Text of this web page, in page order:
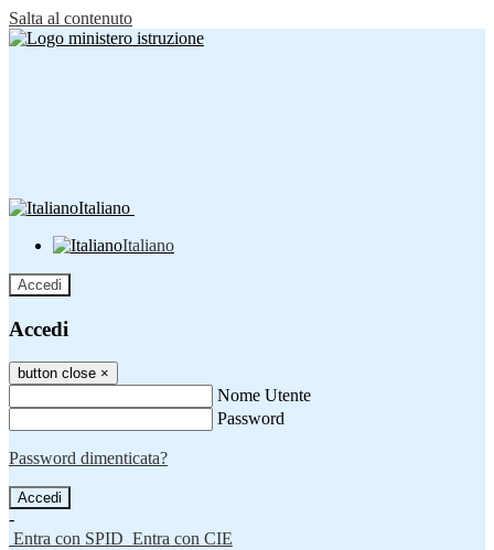
Salta al contenuto
Italiano
Italiano
Accedi
Accedi
button close ×
Nome Utente
Password
Password dimenticata?
-
Entra con SPID Entra con CIE